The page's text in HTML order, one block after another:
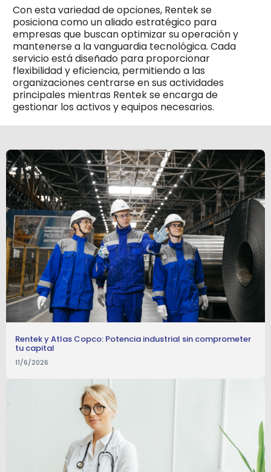
Con esta variedad de opciones, Rentek se
posiciona como un aliado estratégico para
empresas que buscan optimizar su operación y
mantenerse a la vanguardia tecnológica. Cada
servicio está diseñado para proporcionar
flexibilidad y eficiencia, permitiendo a las
organizaciones centrarse en sus actividades
principales mientras Rentek se encarga de
gestionar los activos y equipos necesarios.
Rentek y Atlas Copco: Potencia industrial sin comprometer
tu capital
11/6/2026